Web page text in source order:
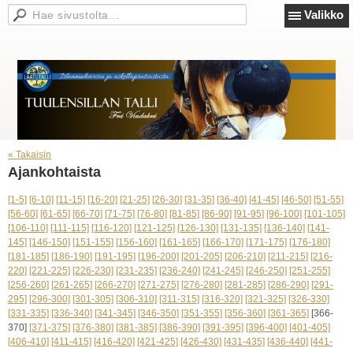
Valikko
« Takaisin
Ajankohtaista
[1-5] [6-10] [11-15] [16-20] [21-25] [26-30] [31-35] [36-40] [41-45] [46-50] [51-55]
[56-60] [61-65] [66-70] [71-75] [76-80] [81-85] [86-90] [91-95] [96-100] [101-105]
[106-110] [111-115] [116-120] [121-125] [126-130] [131-135] [136-140] [141-
145] [146-150] [151-155] [156-160] [161-165] [166-170] [171-175] [176-180]
[181-185] [186-190] [191-195] [196-200] [201-205] [206-210] [211-215] [216-
220] [221-225] [226-230] [231-235] [236-240] [241-245] [246-250] [251-255]
[256-260] [261-265] [266-270] [271-275] [276-280] [281-285] [286-290] [291-
295] [296-300] [301-305] [306-310] [311-315] [316-320] [321-325] [326-330]
[331-335] [336-340] [341-345] [346-350] [351-355] [356-360] [361-365] [366-
370] [371-375] [376-380] [381-385] [386-390] [391-395] [396-400] [401-405]
[406-410] [411-415] [416-420] [421-425] [426-430] [431-435] [436-440] [441-